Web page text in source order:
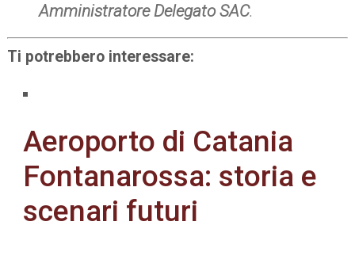
Amministratore Delegato SAC.
Ti potrebbero interessare:
Aeroporto di Catania
Fontanarossa: storia e
scenari futuri